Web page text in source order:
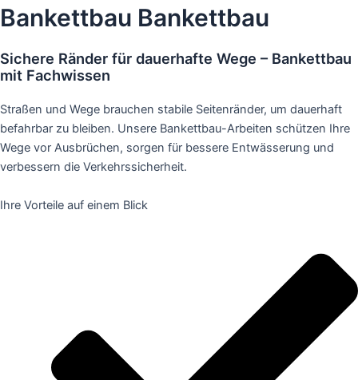
Bankettbau Bankettbau
Sichere Ränder für dauerhafte Wege – Bankettbau
mit Fachwissen
Straßen und Wege brauchen stabile Seitenränder, um dauerhaft
befahrbar zu bleiben. Unsere Bankettbau-Arbeiten schützen Ihre
Wege vor Ausbrüchen, sorgen für bessere Entwässerung und
verbessern die Verkehrssicherheit.
Ihre Vorteile auf einem Blick